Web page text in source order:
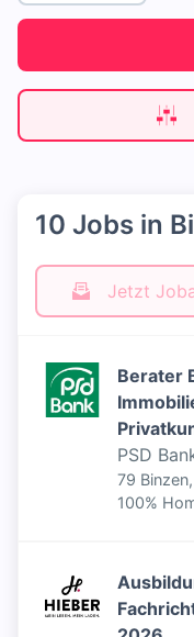
10 Jobs in
Jetzt
Berater
PSD
79
100%